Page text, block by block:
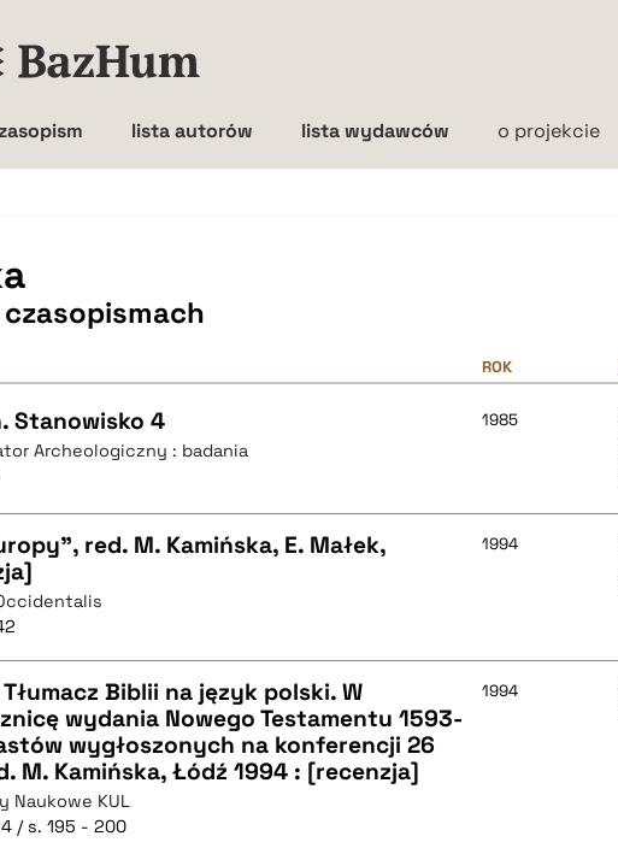
lista autorów lista wydawców o projekcie
ROK
Stanowisko 4
Archeologiczny : badania
1985
red. M. Kamińska, E. Małek,
1994
Biblii na język polski. W
wydania Nowego Testamentu 1593-
wygłoszonych na konferencji 26
M. Kamińska, Łódź 1994 : [recenzja]
Naukowe KUL
/ s. 195 - 200
1994